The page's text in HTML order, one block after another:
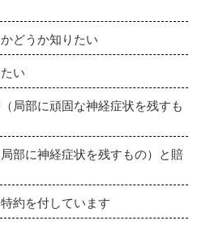
どうか知りたい
い
局部に頑固な神経症状を残すも
部に神経症状を残すもの）と賠
約を付しています